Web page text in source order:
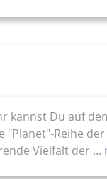
kannst Du auf
Reihe
Vielfalt der ...